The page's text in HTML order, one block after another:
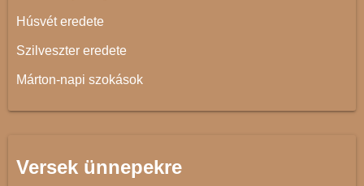
Húsvét eredete
Szilveszter eredete
Márton-napi szokások
Versek ünnepekre